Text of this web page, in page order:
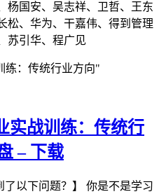
杨国安、吴志祥、卫哲、王东
松、华为、干嘉伟、得到管理
苏引华、程广见
练：传统行业方向"
实战训练：传统行
– 下载
以下问题？】 你是不是学习